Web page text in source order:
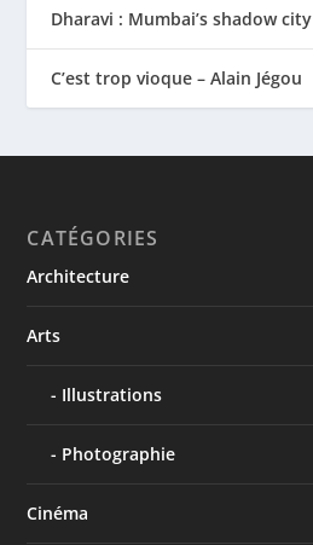
Dharavi : Mumbai’s shadow
C’est trop vioque – Alain Jégou
CATÉGORIES
Architecture
Arts
Illustrations
Photographie
Cinéma